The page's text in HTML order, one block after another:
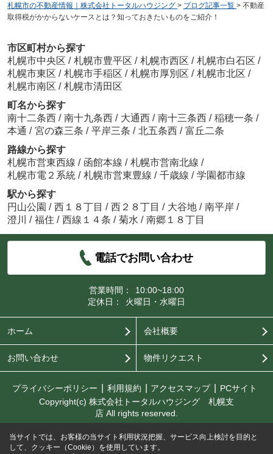
札幌市の不動産情報｜株式会社トータルハウジング > ブログ記事一覧 > 不動産
取得税がかからないケースとは？知っておきたいものをご紹介！
市区町村から探す
札幌市中央区 / 札幌市豊平区 / 札幌市西区 / 札幌市白石区 /
札幌市東区 / 札幌市手稲区 / 札幌市厚別区 / 札幌市北区 /
札幌市南区 / 札幌市清田区
町名から探す
南十二条西 / 南十九条西 / 大通西 / 南十三条西 / 稲穂一条 /
本通 / 宮の森三条 / 平岸三条 / 北五条西 / 富丘二条
路線から探す
札幌市営東西線 / 函館本線 / 札幌市営南北線 /
札幌市電２系統 / 札幌市営東豊線 / 千歳線 / 学園都市線
駅から探す
円山公園 / 西１８丁目 / 西２８丁目 / 大谷地 / 南平岸 /
澄川
/ 福住 / 西線１４条 / 菊水 / 南郷１８丁目
電話でお問い合わせ
営業時間：
10:00~18:00
定休日：
火曜日・水曜日
ホーム 会社概要
お問い合わせ 物件リクエスト
プライバシーポリシー 利用規約 アクセスマップ
PCサイト
Copyright(c) 株式会社トータルハウジング 札幌支
店 All rights reserved.
当サイトでは、お客様の当サイト利用状況把握、サービス向上検討を目的と
して、クッキー（Cookie）を使用しています。